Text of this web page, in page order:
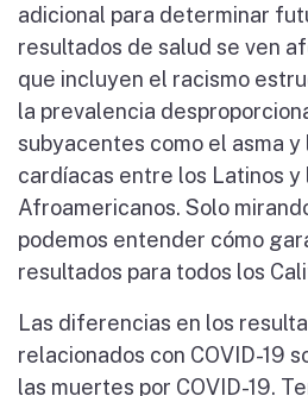
adicional para determinar
resultados de salud se ven
que incluyen el racismo
la prevalencia
subyacentes como el asma
cardíacas entre los Latinos y
Afroamericanos. Solo
podemos entender cómo
resultados para todos los
Las diferencias en los
relacionados con COVID-19
las muertes por COVID-19.